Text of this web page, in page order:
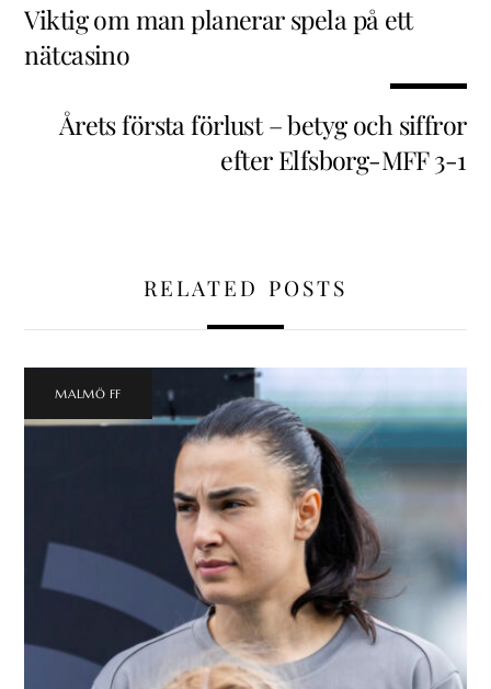
Viktig om man planerar spela på ett
nätcasino
Årets första förlust – betyg och siffror
efter Elfsborg-MFF 3-1
RELATED POSTS
MALMÖ FF